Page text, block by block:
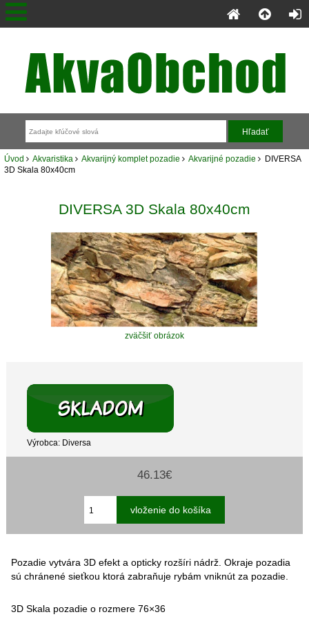
Úvod Akvaristika Akvarijný komplet pozadie Akvarijné pozadie DIVERSA
3D Skala 80x40cm
DIVERSA 3D Skala 80x40cm
zväčšiť obrázok
Výrobca: Diversa
46.13€
Pozadie vytvára 3D efekt a opticky rozšíri nádrž. Okraje pozadia
sú chránené sieťkou ktorá zabraňuje rybám vniknút za pozadie.
3D Skala pozadie o rozmere 76×36